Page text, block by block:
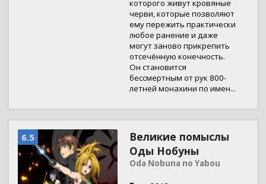
которого живут кровяные
черви, которые позволяют
ему пережить практически
любое ранение и даже
могут заново прикрепить
отсечённую конечность.
Он становится
бессмертным от рук 800-
летней монахини по имен...
6.5
Великие помыслы
Оды Нобуны
Oda Nobuna no Yabou